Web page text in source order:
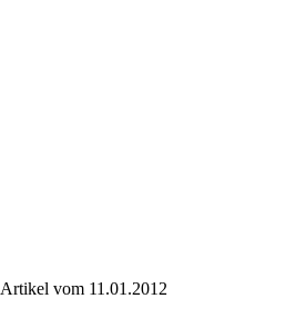
Artikel vom 11.01.2012